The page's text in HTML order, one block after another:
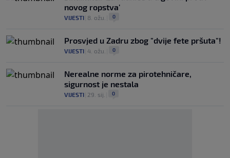
novog ropstva'
VIJESTI 8. ožu. 0
Prosvjed u Zadru zbog "dvije fete pršuta"!
VIJESTI 4. ožu. 0
Nerealne norme za pirotehničare,
sigurnost je nestala
VIJESTI 29. sij. 0